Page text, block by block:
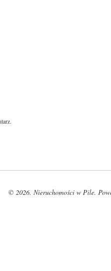
© 2026. Nieruchomości w Pile.